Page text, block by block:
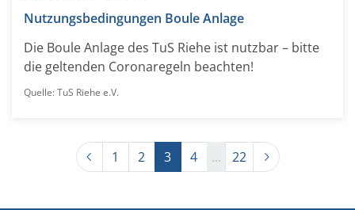
Nutzungsbedingungen Boule Anlage
Die Boule Anlage des TuS Riehe ist nutzbar – bitte
die geltenden Coronaregeln beachten!
Quelle: TuS Riehe e.V.
Previous
1 2 3 4 ... 22 Next